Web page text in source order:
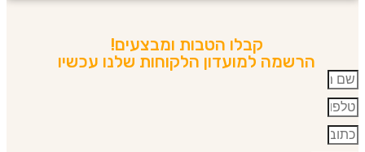
קבלו הטבות ומבצעים!
הרשמה למועדון הלקוחות שלנו עכשיו